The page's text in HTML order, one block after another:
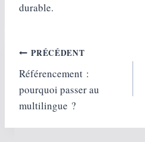
durable.
Navigation
de
l’article
PRÉCÉDENT
Référencement :
pourquoi passer au
multilingue ?